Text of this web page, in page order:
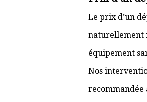
Le prix d’un
naturellement
équipement
Nos
recommandée